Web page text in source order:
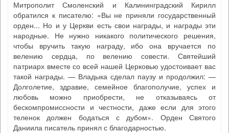
Митрополит Смоленский и Калининградский Кирилл
обратился к писателю: «Вы не приняли государственный
орден... Но и у Церкви есть свои награды, и награды эти
народные. Не нужно никакого политического решения,
чтобы вручить такую награду, ибо она вручается по
велению сердца, по велению совести. Святейший
патриарх вместе со всей нашей Церковью удостоивает вас
такой награды. — Владыка сделал паузу и продолжил: —
Долголетие, здравие, семейное благополучие, успех и
любовь можно приобрести, не отказываясь от
бескомпромиссности и честности, даже если для этого
теленок должен бодаться с дубом». Орден Святого
Даниила писатель принял с благодарностью.